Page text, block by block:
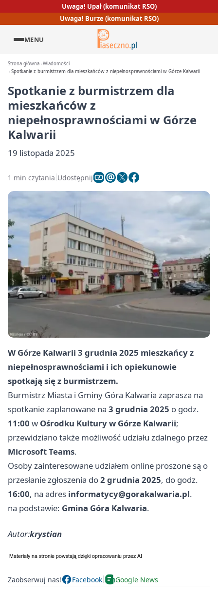
Uwaga! Upał (komunikat RSO)
Uwaga! Burze (komunikat RSO)
MENU
Strona główna Wiadomości
Spotkanie z burmistrzem dla mieszkańców z niepełnosprawnościami w Górze Kalwarii
Spotkanie z burmistrzem dla
mieszkańców z
niepełnosprawnościami w Górze
Kalwarii
19 listopada 2025
1 min czytania Udostępnij
W Górze Kalwarii 3 grudnia 2025 mieszkańcy z
niepełnosprawnościami i ich opiekunowie
spotkają się z burmistrzem.
Burmistrz Miasta i Gminy Góra Kalwaria zaprasza na
spotkanie zaplanowane na 3 grudnia 2025 o godz.
11:00 w Ośrodku Kultury w Górze Kalwarii;
przewidziano także możliwość udziału zdalnego przez
Microsoft Teams.
Osoby zainteresowane udziałem online proszone są o
przesłanie zgłoszenia do2 grudnia 2025, do godz.
16:00, na adres informatycy@gorakalwaria.pl.
na podstawie: Gmina Góra Kalwaria.
Autor:krystian
Zaobserwuj nas! Facebook Google News